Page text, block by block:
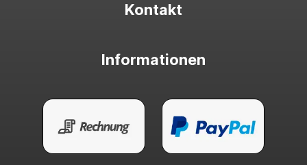
Kontakt
Informationen